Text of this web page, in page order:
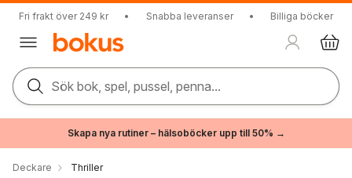
Fri frakt över 249 kr • Snabba leveranser • Billiga böcker
Sök bok, spel, pussel, penna...
Skapa nya rutiner – hälsoböcker upp till 50% →
Deckare Thriller